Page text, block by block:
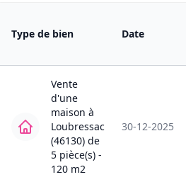
Type de bien Date
Vente
d'une
maison à
Loubressac
(46130) de
5 pièce(s) -
120 m2
30-12-2025